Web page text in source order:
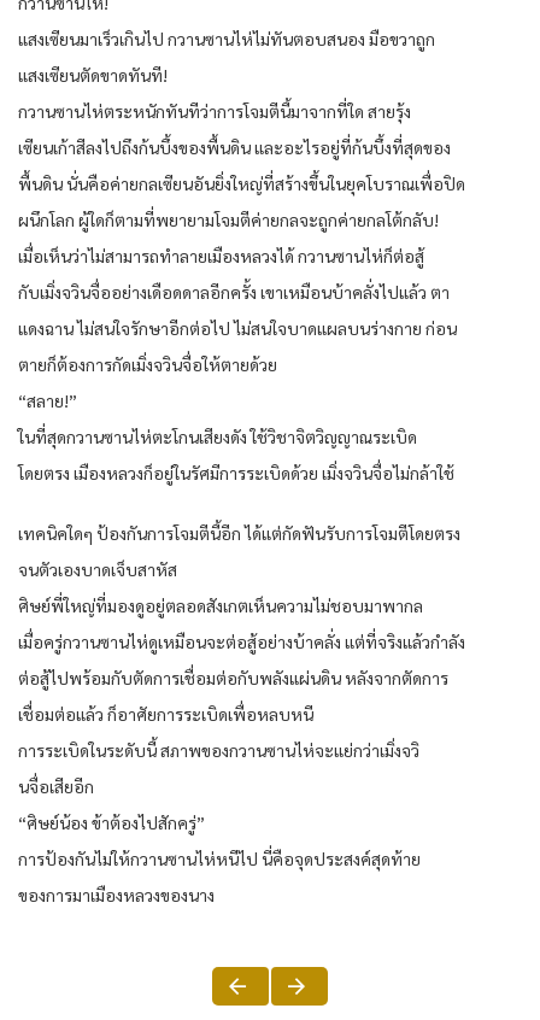
แสงเซียนมาเร็วเกินไป กวานซานไห่ไม่ทันตอบสนอง มือขวาถูก
แสงเซียนตัดขาดทันที!
กวานซานไห่ตระหนักทันทีว่าการโจมตีนี้มาจากที่ใด สายรุ้ง
เซียนเก้าสีลงไปถึงก้นบึ้งของพื้นดิน และอะไรอยู่ที่ก้นบึ้งที่สุดของ
พื้นดิน นั่นคือค่ายกลเซียนอันยิ่งใหญ่ที่สร้างขึ้นในยุคโบราณเพื่อปิด
ผนึกโลก ผู้ใดก็ตามที่พยายามโจมตีค่ายกลจะถูกค่ายกลโต้กลับ!
เมื่อเห็นว่าไม่สามารถทำลายเมืองหลวงได้ กวานซานไห่ก็ต่อสู้
กับเมิ่งจวินจื่ออย่างเดือดดาลอีกครั้ง เขาเหมือนบ้าคลั่งไปแล้ว ตา
แดงฉาน ไม่สนใจรักษาอีกต่อไป ไม่สนใจบาดแผลบนร่างกาย ก่อน
ตายก็ต้องการกัดเมิ่งจวินจื่อให้ตายด้วย
“สลาย!”
ในที่สุดกวานซานไห่ตะโกนเสียงดัง ใช้วิชาจิตวิญญาณระเบิด
โดยตรง เมืองหลวงก็อยู่ในรัศมีการระเบิดด้วย เมิ่งจวินจื่อไม่กล้าใช้
เทคนิคใดๆ ป้องกันการโจมตีนี้อีก ได้แต่กัดฟันรับการโจมตีโดยตรง
จนตัวเองบาดเจ็บสาหัส
ศิษย์พี่ใหญ่ที่มองดูอยู่ตลอดสังเกตเห็นความไม่ชอบมาพากล
เมื่อครู่กวานซานไห่ดูเหมือนจะต่อสู้อย่างบ้าคลั่ง แต่ที่จริงแล้วกำลัง
ต่อสู้ไปพร้อมกับตัดการเชื่อมต่อกับพลังแผ่นดิน หลังจากตัดการ
เชื่อมต่อแล้ว ก็อาศัยการระเบิดเพื่อหลบหนี
การระเบิดในระดับนี้ สภาพของกวานซานไห่จะแย่กว่าเมิ่งจวิ
นจื่อเสียอีก
“ศิษย์น้อง ข้าต้องไปสักครู่”
การป้องกันไม่ให้กวานซานไห่หนีไป นี่คือจุดประสงค์สุดท้าย
ของการมาเมืองหลวงของนาง